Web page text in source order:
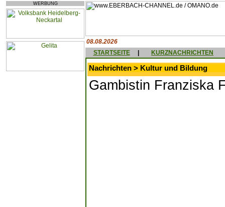
WERBUNG
08.08.2026
STARTSEITE
KURZNACHRICHTEN
Nachrichten > Kultur und Bildung
Gambistin Franziska